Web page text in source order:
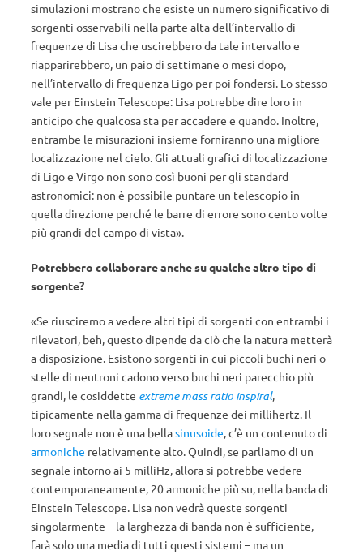
simulazioni mostrano che esiste un numero significativo di
sorgenti osservabili nella parte alta dell’intervallo di
frequenze di Lisa che uscirebbero da tale intervallo e
riapparirebbero, un paio di settimane o mesi dopo,
nell’intervallo di frequenza Ligo per poi fondersi. Lo stesso
vale per Einstein Telescope: Lisa potrebbe dire loro in
anticipo che qualcosa sta per accadere e quando. Inoltre,
entrambe le misurazioni insieme forniranno una migliore
localizzazione nel cielo. Gli attuali grafici di localizzazione
di Ligo e Virgo non sono così buoni per gli standard
astronomici: non è possibile puntare un telescopio in
quella direzione perché le barre di errore sono cento volte
più grandi del campo di vista».
Potrebbero collaborare anche su qualche altro tipo di
sorgente?
«Se riusciremo a vedere altri tipi di sorgenti con entrambi i
rilevatori, beh, questo dipende da ciò che la natura metterà
a disposizione. Esistono sorgenti in cui piccoli buchi neri o
stelle di neutroni cadono verso buchi neri parecchio più
grandi, le cosiddette extreme mass ratio inspiral,
tipicamente nella gamma di frequenze dei millihertz. Il
loro segnale non è una bellasinusoide, c’è un contenuto di
armoniche relativamente alto. Quindi, se parliamo di un
segnale intorno ai 5 milliHz, allora si potrebbe vedere
contemporaneamente, 20 armoniche più su, nella banda di
Einstein Telescope. Lisa non vedrà queste sorgenti
singolarmente – la larghezza di banda non è sufficiente,
farà solo una media di tutti questi sistemi – ma un